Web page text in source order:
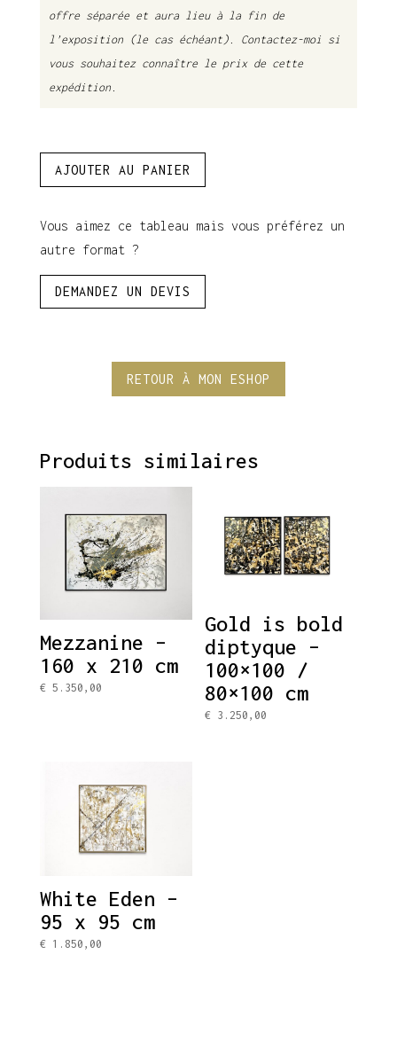
offre séparée et aura lieu à la fin de
l’exposition (le cas échéant). Contactez-moi si
vous souhaitez connaître le prix de cette
expédition.
-
150
190
cm
AJOUTER AU PANIER
Vous aimez ce tableau mais vous préférez un
autre format ?
DEMANDEZ UN DEVIS
RETOUR À MON ESHOP
Produits similaires
Mezzanine –
160 x 210 cm
€ 5.350,00
Gold is bold
diptyque –
100×100 /
80×100 cm
€ 3.250,00
White Eden –
95 x 95 cm
€ 1.850,00